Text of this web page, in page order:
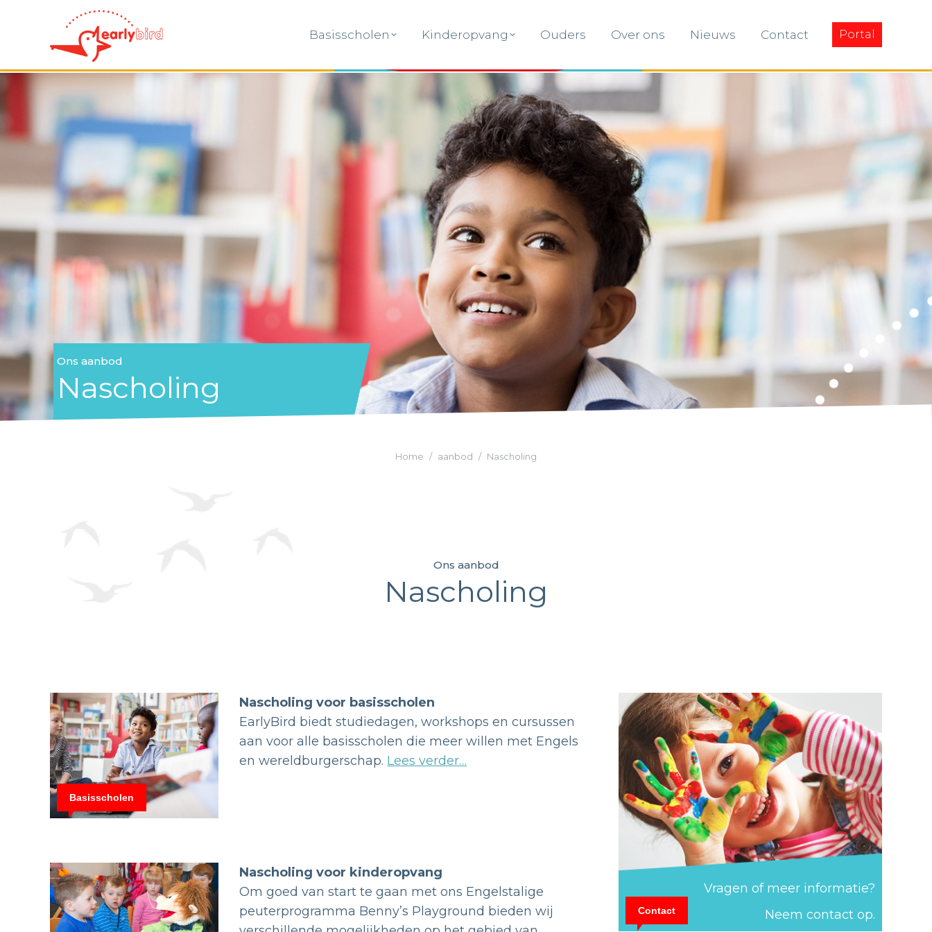
Basisscholen Kinderopvang Ouders Over ons Nieuws Contact Portal
Ons aanbod
Nascholing
Je bent hier:
Home aanbod Nascholing
Ons aanbod
Nascholing
Basisscholen
Nascholing voor basisscholen
EarlyBird biedt studiedagen, workshops en cursussen
aan voor alle basisscholen die meer willen met Engels
en wereldburgerschap. Lees verder…
Nascholing voor kinderopvang
Om goed van start te gaan met ons Engelstalige
peuterprogramma Benny’s Playground bieden wij
Vragen of meer informatie?
Neem contact op.
Contact
Basisscholen Kinderopvang Ouders Over ons Nieuws Contact Portal